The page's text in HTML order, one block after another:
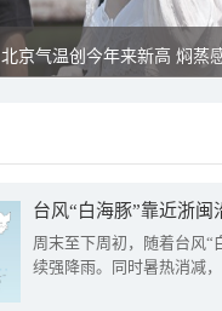
北京气温创今年来新高 焖蒸
台风“白海豚”靠近浙
周末至下周初，随着台风“
续强降雨。同时暑热消减